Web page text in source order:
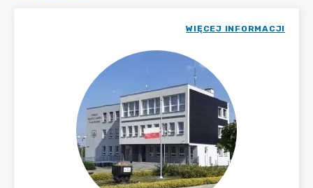
WIĘCEJ INFORMACJI